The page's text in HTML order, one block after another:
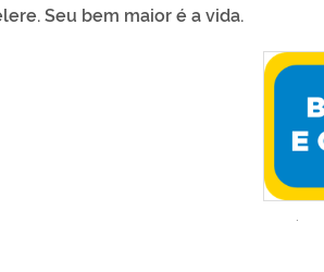
Seu bem maior é a vida.